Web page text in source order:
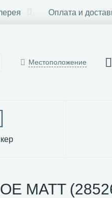
Оплата и
Местоположение
MATT